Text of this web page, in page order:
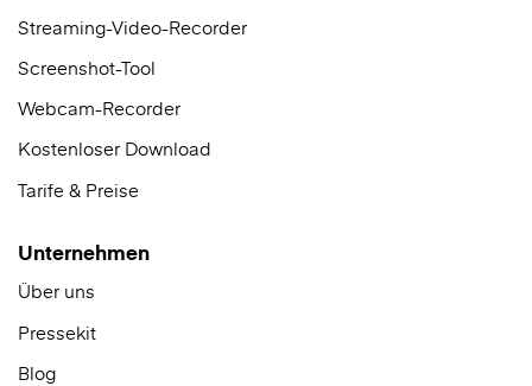
Streaming-Video-Recorder
Screenshot-Tool
Webcam-Recorder
Kostenloser Download
Tarife & Preise
Unternehmen
Über uns
Pressekit
Blog